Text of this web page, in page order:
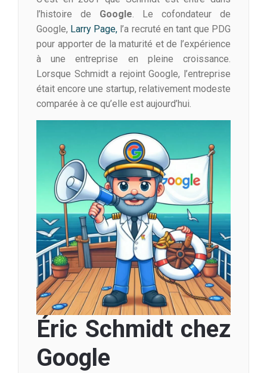
l’histoire de Google. Le cofondateur de
Google, Larry Page, l’a recruté en tant que PDG
pour apporter de la maturité et de l’expérience
à une entreprise en pleine croissance.
Lorsque Schmidt a rejoint Google, l’entreprise
était encore une startup, relativement modeste
comparée à ce qu’elle est aujourd’hui.
Éric Schmidt chez
Google